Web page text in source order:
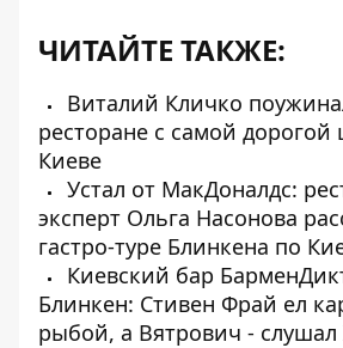
ЧИТАЙТЕ ТАКЖЕ:
Виталий Кличко
ресторане с самой
Киеве
Устал от МакДоналдс:
эксперт Ольга Насонова
гастро-туре Блинкена по
Киевский бар
Блинкен: Стивен Фрай ел
рыбой, а Вятрович -